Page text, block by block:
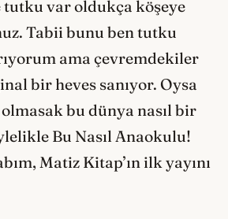
var oldukça köşeye
Tabii bunu ben tutku
ama çevremdekiler
bir heves sanıyor. Oysa
bu dünya nasıl bir
Bu Nasıl Anaokulu!
Matiz Kitap’ın ilk yayını